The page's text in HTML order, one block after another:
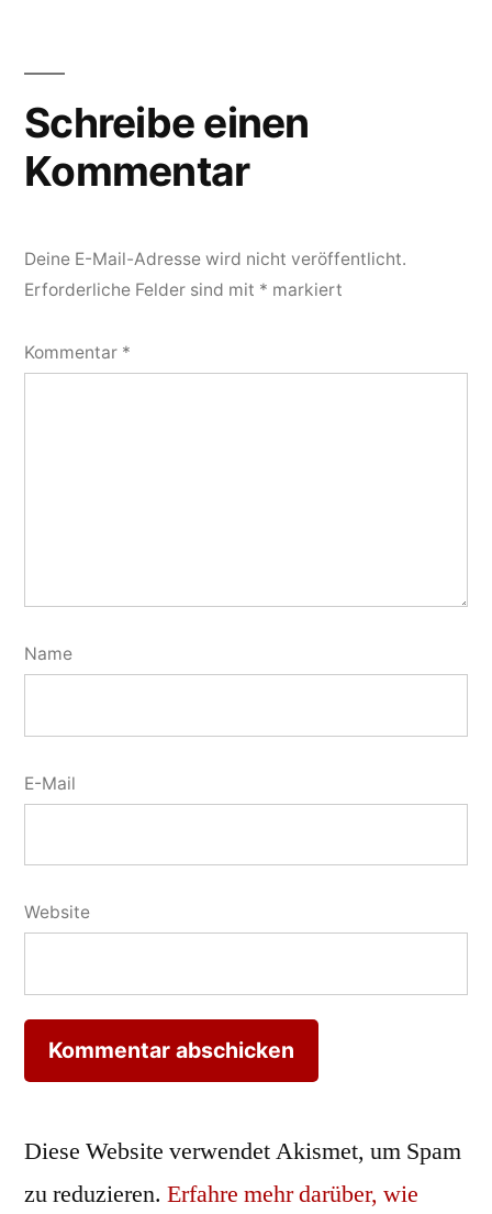
Schreibe einen
Kommentar
Deine E-Mail-Adresse wird nicht veröffentlicht.
Erforderliche Felder sind mit * markiert
Kommentar *
Name
E-Mail
Website
Diese Website verwendet Akismet, um Spam
zu reduzieren. Erfahre mehr darüber, wie